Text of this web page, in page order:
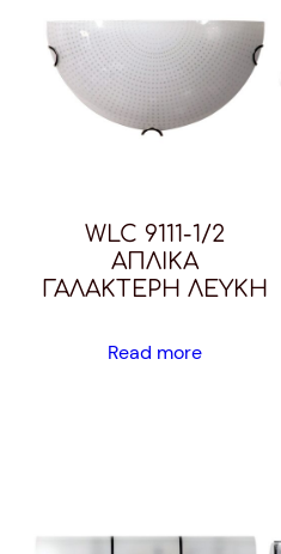
WLC 9111-1/2
ΑΠΛΙΚΑ
ΓΑΛΑΚΤΕΡΗ ΛΕΥΚΗ
Read more